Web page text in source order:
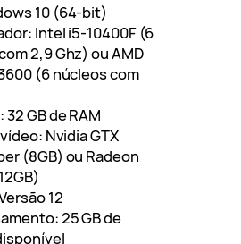
10 (64-bit)
Intel i5-10400F (6
2,9 Ghz) ou AMD
(6 núcleos com
32 GB de RAM
Nvidia GTX
(8GB) ou Radeon
12
25 GB de